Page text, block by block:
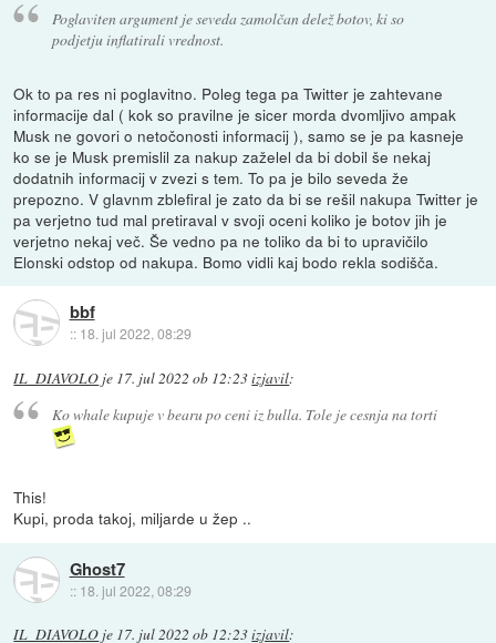
Poglaviten argument je seveda zamolčan delež botov, ki so
podjetju inflatirali vrednost.
Ok to pa res ni poglavitno. Poleg tega pa Twitter je zahtevane
informacije dal ( kok so pravilne je sicer morda dvomljivo ampak
Musk ne govori o netočonosti informacij ), samo se je pa kasneje
ko se je Musk premislil za nakup zaželel da bi dobil še nekaj
dodatnih informacij v zvezi s tem. To pa je bilo seveda že
prepozno. V glavnm zblefiral je zato da bi se rešil nakupa Twitter je
pa verjetno tud mal pretiraval v svoji oceni koliko je botov jih je
verjetno nekaj več. Še vedno pa ne toliko da bi to upravičilo
Elonski odstop od nakupa. Bomo vidli kaj bodo rekla sodišča.
bbf
:: 18. jul 2022, 08:29
IL_DIAVOLO je 17. jul 2022 ob 12:23izjavil:
Ko whale kupuje v bearu po ceni iz bulla. Tole je cesnja na torti
This!
Kupi, proda takoj, miljarde u žep ..
Ghost7
:: 18. jul 2022, 08:29
IL_DIAVOLO je 17. jul 2022 ob 12:23izjavil: